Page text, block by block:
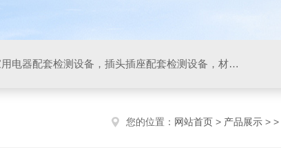
IP防水防尘试验设备，IP防护等级试具，家用电器配套检测设备，插头插座配套检测设备，材料阻燃试验设备，碰撞试验装置，GB4943.1配套检测产品，GB9706.1医用电气配套试验设备
您的位置： 网站首页 > 产品展示 > >